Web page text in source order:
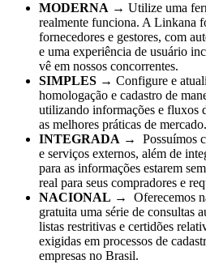
MODERNA → Utilize uma
realmente funciona. A Linkana
fornecedores e gestores, com
e uma experiência de usuário
vê em nossos concorrentes.
SIMPLES → Configure e
homologação e cadastro de
utilizando informações e fluxos
as melhores práticas de mercado.
INTEGRADA → Possuímos
e serviços externos, além de
para as informações estarem
real para seus compradores e
NACIONAL → Oferecemos
gratuita uma série de consultas
listas restritivas e certidões
exigidas em processos de
empresas no Brasil.